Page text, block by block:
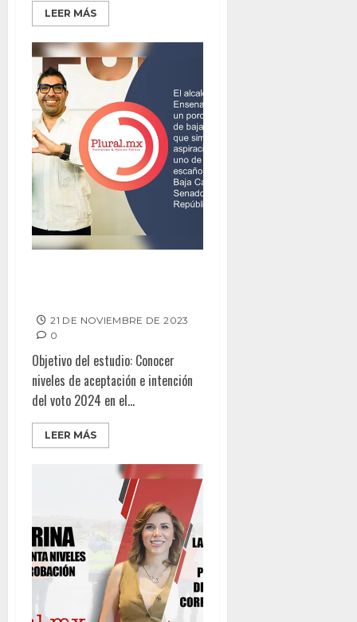
LEER MÁS
21 DE NOVIEMBRE DE 2023
0
Objetivo del estudio: Conocer
niveles de aceptación e intención
del voto 2024 en el...
LEER MÁS